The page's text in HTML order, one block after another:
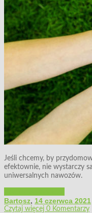
Jeśli chcemy, by
efektownie, nie wystarczy
uniwersalnych nawozów.
Bartosz, 14 czerwca 2021
Czytaj więcej 0 Komentarzy